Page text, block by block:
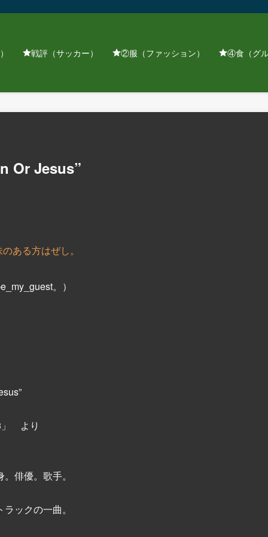
戦評（サッカー） ②服（ファッション） ④食（グル
Or Jesus”
ある方はぜし。
。）
」 より
俳優。歌手。
ックの一曲。